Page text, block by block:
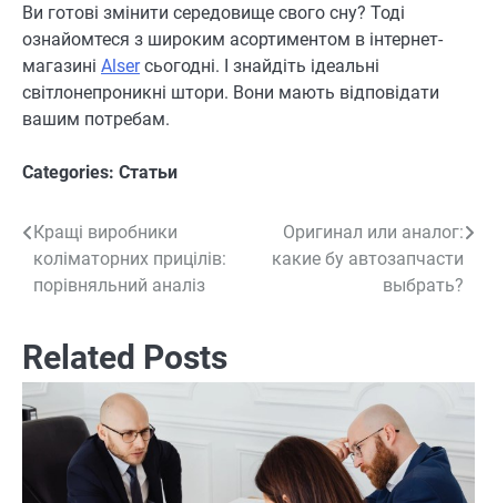
Ви готові змінити середовище свого сну? Тоді
ознайомтеся з широким асортиментом в інтернет-
магазині Alserсьогодні. І знайдіть ідеальні
світлонепроникні штори. Вони мають відповідати
вашим потребам.
Categories: Статьи
Навигация
по
Кращі виробники
коліматорних прицілів:
порівняльний аналіз
Оригинал или аналог:
какие бу автозапчасти
выбрать?
Related Posts